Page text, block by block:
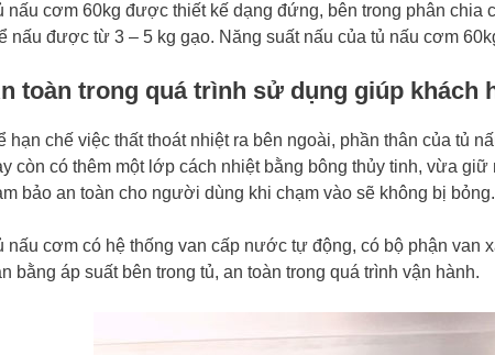
nấu cơm 60kg được thiết kế dạng đứng, bên trong phân chia
nấu được từ 3 – 5 kg gạo. Năng suất nấu của tủ nấu cơm
toàn trong quá trình sử dụng giúp khách
hạn chế việc thất thoát nhiệt ra bên ngoài, phần thân của tủ
còn có thêm một lớp cách nhiệt bằng bông thủy tinh, vừa
bảo an toàn cho người dùng khi chạm vào sẽ không bị bỏng.
nấu cơm có hệ thống van cấp nước tự động, có bộ phận van
bằng áp suất bên trong tủ, an toàn trong quá trình vận hành.